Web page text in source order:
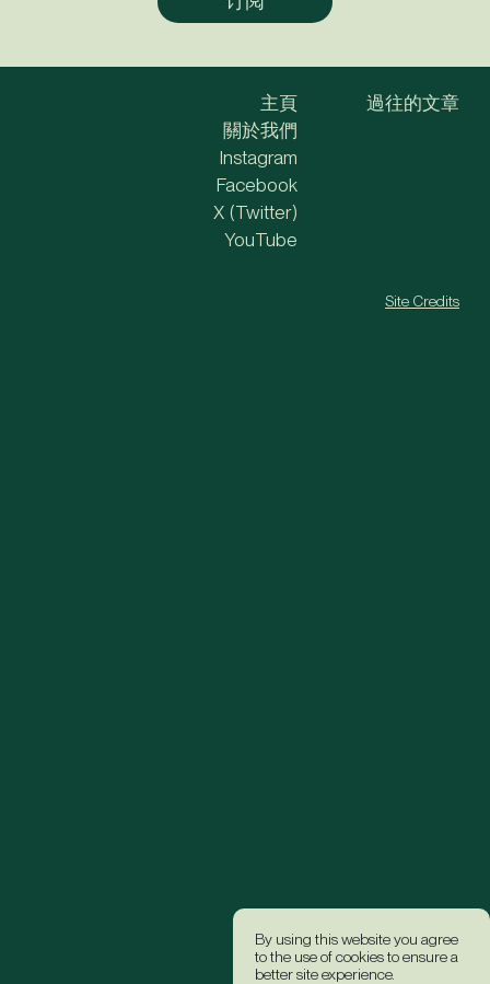
By using this website you agree
to the use of cookies to ensure a
better site experience.
主頁
關於我們
過往的文章
Instagram
Facebook
X (Twitter)
YouTube
Site Credits